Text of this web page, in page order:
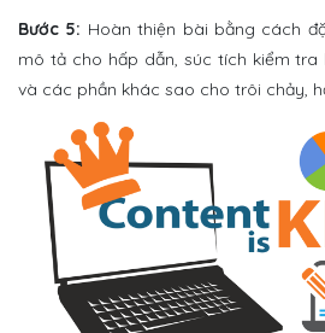
Bước 5: Hoàn thiện bài bằng cách
mô tả cho hấp dẫn, súc tích kiểm tra
và các phần khác sao cho trôi chảy,